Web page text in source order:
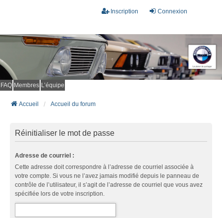
Connexion
Inscription
FAQ Membres L’équipe
Accueil Accueil du forum
Réinitialiser le mot de passe
Adresse de courriel :
Cette adresse doit correspondre à l’adresse de courriel associée à
votre compte. Si vous ne l’avez jamais modifié depuis le panneau de
contrôle de l’utilisateur, il s’agit de l’adresse de courriel que vous avez
spécifiée lors de votre inscription.